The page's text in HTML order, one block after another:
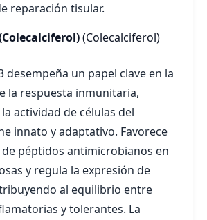
reparación tisular.
(Colecalciferol)
desempeña un papel clave en la
la respuesta inmunitaria,
actividad de células del
innato y adaptativo. Favorece
péptidos antimicrobianos en
y regula la expresión de
al equilibrio entre
y tolerantes. La